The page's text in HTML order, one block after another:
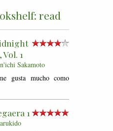
read
1
Sakamoto
gusta mucho como
1